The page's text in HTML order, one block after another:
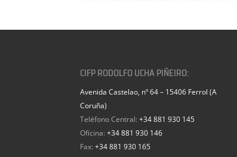
CIFP RODOLFO UCHA PIÑEIRO:
Avenida Castelao, nº 64 – 15406 Ferrol (A
Coruña)
Teléfono Central:+34 881 930 145
Oficina:+34 881 930 146
Fax:+34 881 930 165